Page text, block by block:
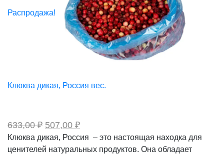
Распродажа!
Клюква дикая, Россия вес.
633,00₽ Первоначальная
цена
составляла
633,00 ₽.
507,00 ₽Текущая
507,00 ₽.
Клюква дикая, Россия – это настоящая находка для
ценителей натуральных продуктов. Она обладает